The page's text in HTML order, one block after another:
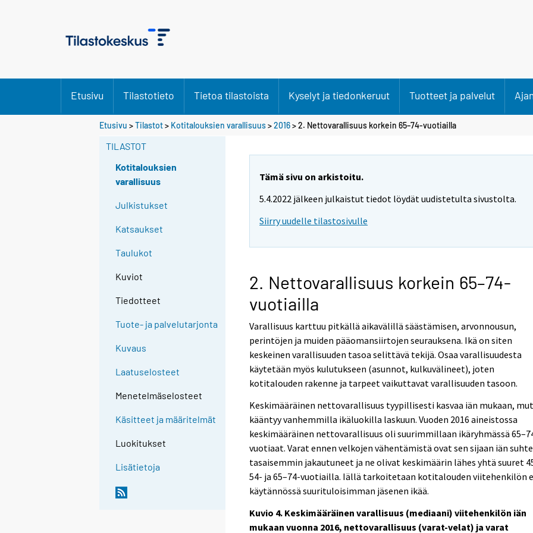
Etusivu Tilastotieto Tietoa tilastoista Kyselyt ja tiedonkeruut Tuotteet ja palvelut
Etusivu >Tilastot> Kotitalouksien varallisuus>2016> 2. Nettovarallisuus korkein 65–74-vuotiailla
TILASTOT
Kotitalouksien
varallisuus
Julkistukset
Katsaukset
Taulukot
Kuviot
Tiedotteet
Tuote- ja palvelutarjonta
Kuvaus
Laatuselosteet
Menetelmäselosteet
Käsitteet ja määritelmät
Luokitukset
Lisätietoja
Tämä sivu on arkistoitu.
5.4.2022 jälkeen julkaistut tiedot löydät uudistetulta sivustolta.
Siirry uudelle tilastosivulle
2. Nettovarallisuus korkein 65–74-
vuotiailla
Varallisuus karttuu pitkällä aikavälillä säästämisen, arvonnousun,
perintöjen ja muiden pääomansiirtojen seurauksena. Ikä on siten
keskeinen varallisuuden tasoa selittävä tekijä. Osaa varallisuudesta
käytetään myös kulutukseen (asunnot, kulkuvälineet), joten
kotitalouden rakenne ja tarpeet vaikuttavat varallisuuden tasoon.
Keskimääräinen nettovarallisuus tyypillisesti kasvaa iän mukaan,
kääntyy vanhemmilla ikäluokilla laskuun. Vuoden 2016 aineistossa
keskimääräinen nettovarallisuus oli suurimmillaan ikäryhmässä
vuotiaat. Varat ennen velkojen vähentämistä ovat sen sijaan iän
tasaisemmin jakautuneet ja ne olivat keskimäärin lähes yhtä suuret
54- ja 65–74-vuotiailla. Iällä tarkoitetaan kotitalouden viitehenkilön
käytännössä suurituloisimman jäsenen ikää.
Kuvio 4. Keskimääräinen varallisuus (mediaani) viitehenkilön iän
mukaan vuonna 2016, nettovarallisuus (varat-velat) ja varat